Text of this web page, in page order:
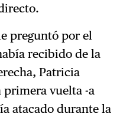
preguntó por el
recibido de la
Patricia
vuelta -a
atacado durante la